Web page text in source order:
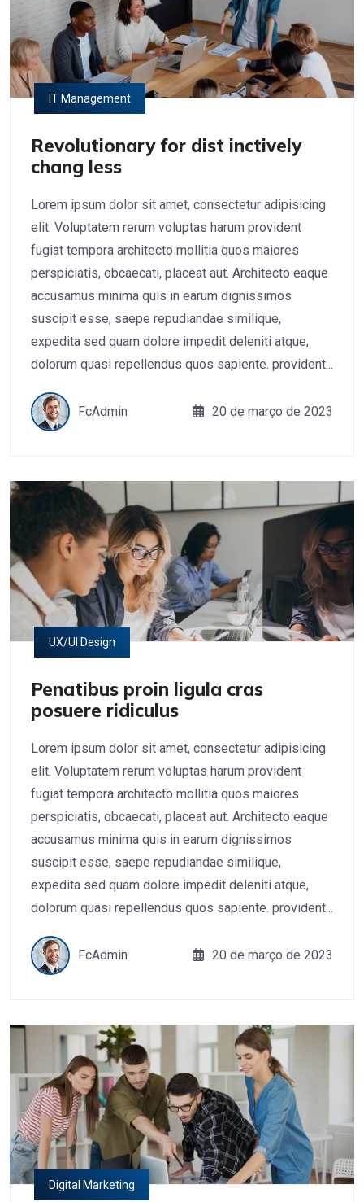
IT Management
Revolutionary for dist inctively
chang less
Lorem ipsum dolor sit amet, consectetur adipisicing
elit. Voluptatem rerum voluptas harum provident
fugiat tempora architecto mollitia quos maiores
perspiciatis, obcaecati, placeat aut. Architecto eaque
accusamus minima quis in earum dignissimos
suscipit esse, saepe repudiandae similique,
expedita sed quam dolore impedit deleniti atque,
dolorum quasi repellendus quos sapiente. provident...
FcAdmin 20 de março de 2023
UX/UI Design
Penatibus proin ligula cras
posuere ridiculus
Lorem ipsum dolor sit amet, consectetur adipisicing
elit. Voluptatem rerum voluptas harum provident
fugiat tempora architecto mollitia quos maiores
perspiciatis, obcaecati, placeat aut. Architecto eaque
accusamus minima quis in earum dignissimos
suscipit esse, saepe repudiandae similique,
expedita sed quam dolore impedit deleniti atque,
dolorum quasi repellendus quos sapiente. provident...
FcAdmin 20 de março de 2023
Digital Marketing